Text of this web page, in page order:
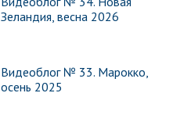
Зеландия, весна 2026
Видеоблог № 33. Марокко,
осень 2025